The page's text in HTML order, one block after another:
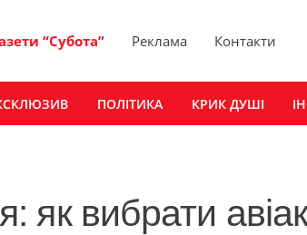
“Субота” Реклама Контакти
ПОЛІТИКА КРИК ДУШІ
як вибрати